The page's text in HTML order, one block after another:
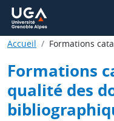
Accueil Formations
Formations
qualité des